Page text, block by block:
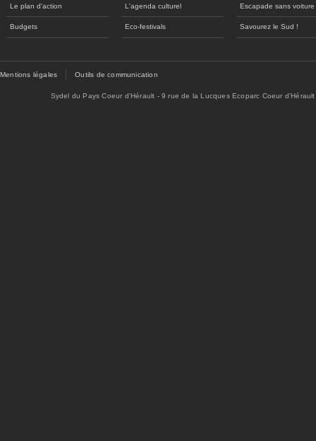
Le plan d'action
Budgets
L'agenda culturel
Eco-festivals
Escapade sans voiture
Savourez le Sud !
Mentions légales Outils de communication
Sydel du Pays Coeur d'Hérault - 9 rue de la Lucques Ecoparc Coeur